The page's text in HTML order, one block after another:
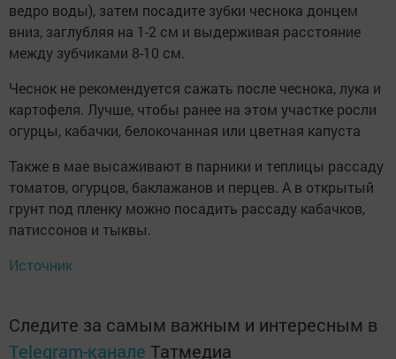
ведро воды), затем посадите зубки чеснока донцем
вниз, заглубляя на 1-2 см и выдерживая расстояние
между зубчиками 8-10 см.
Чеснок не рекомендуется сажать после чеснока, лука и
картофеля. Лучше, чтобы ранее на этом участке росли
огурцы, кабачки, белокочанная или цветная капуста
Также в мае высаживают в парники и теплицы рассаду
томатов, огурцов, баклажанов и перцев. А в открытый
грунт под пленку можно посадить рассаду кабачков,
патиссонов и тыквы.
Источник
Следите за самым важным и интересным в
Telegram-канале Татмедиа